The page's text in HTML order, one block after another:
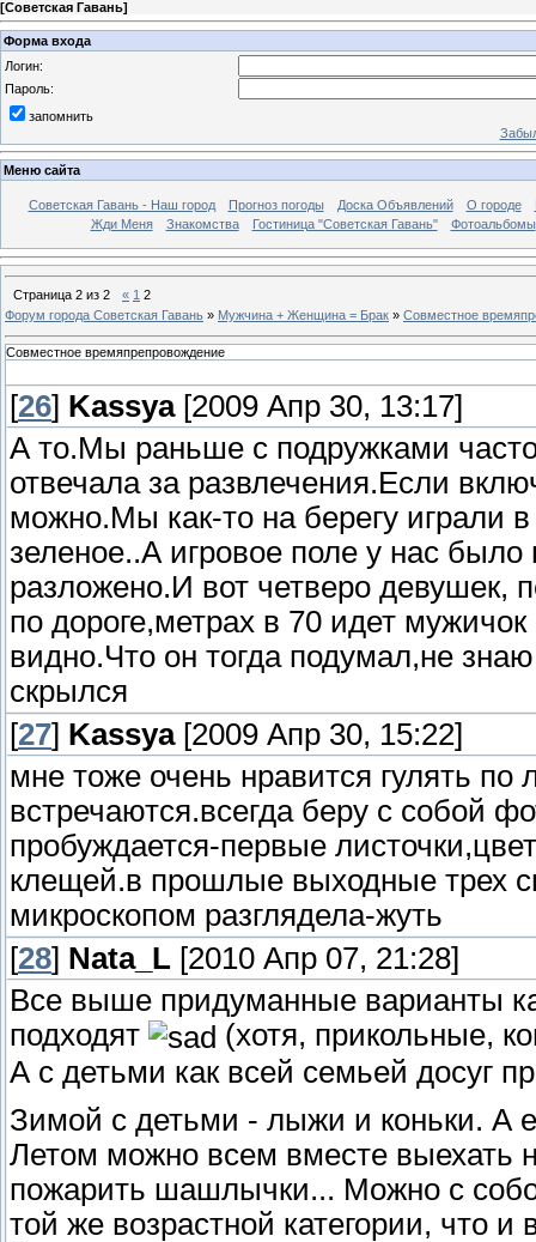
[Советская Гавань]
Форма входа
Логин:
Пароль:
запомнить
Меню сайта
Советская Гавань - Наш город Прогноз погоды Доска Объявлений О городе
Жди Меня
Знакомства Гостиница "Советская Гавань" Фотоальбомы
Страница 2 из 2 « 1 2
Форум города Советская Гавань » Мужчина + Женщина = Брак » Совместное
Совместное времяпрепровождение
[26] Kassya[2009 Апр 30, 13:17]
А то.Мы раньше с подружками
отвечала за развлечения.Если
можно.Мы как-то на берегу играли в
зеленое..А игровое поле у нас
разложено.И вот четверо девушек,
по дороге,метрах в 70 идет
видно.Что он тогда подумал,не
скрылся
[27] Kassya[2009 Апр 30, 15:22]
мне тоже очень нравится гулять по
встречаются.всегда беру с собой
пробуждается-первые
клещей.в прошлые выходные трех
микроскопом разглядела-жуть
[28] Nata_L [2010 Апр 07, 21:28]
Все выше придуманные варианты
подходят
(хотя, прикольные,
А с детьми как всей семьей досуг
Зимой с детьми - лыжи и коньки. А
Летом можно всем вместе выехать
пожарить шашлычки... Можно с
той же возрастной категории, что